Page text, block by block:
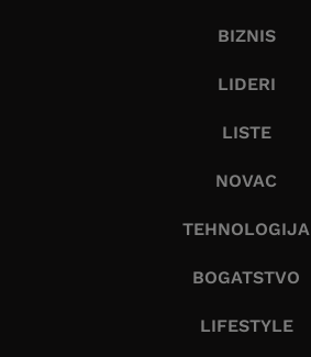
BIZNIS
LIDERI
LISTE
NOVAC
TEHNOLOGIJA
BOGATSTVO
LIFESTYLE